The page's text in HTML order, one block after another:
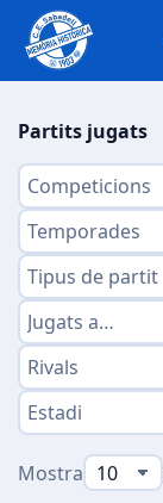
Partits jugats
Mostra